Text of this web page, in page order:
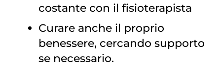
costante con il fisioterapista
Curare anche il proprio
benessere, cercando supporto
se necessario.